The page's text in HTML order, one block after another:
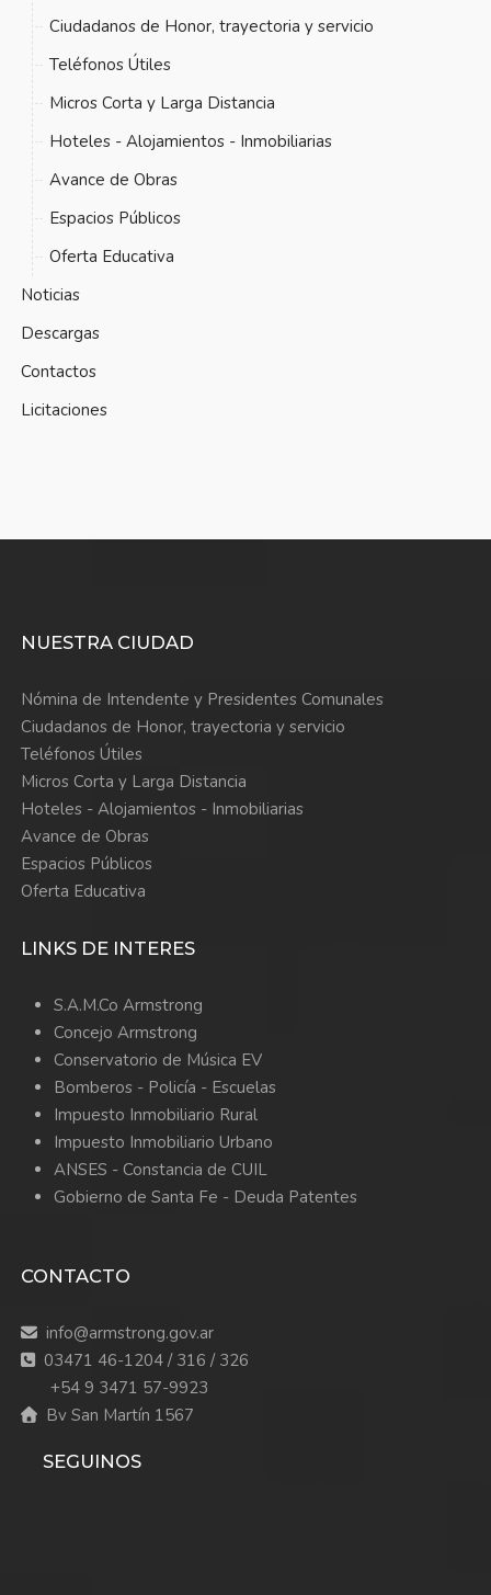
Ciudadanos de Honor, trayectoria y servicio
Teléfonos Útiles
Micros Corta y Larga Distancia
Hoteles - Alojamientos - Inmobiliarias
Avance de Obras
Espacios Públicos
Oferta Educativa
Noticias
Descargas
Contactos
Licitaciones
NUESTRA CIUDAD
Nómina de Intendente y Presidentes Comunales
Ciudadanos de Honor, trayectoria y servicio
Teléfonos Útiles
Micros Corta y Larga Distancia
Hoteles - Alojamientos - Inmobiliarias
Avance de Obras
Espacios Públicos
Oferta Educativa
LINKS DE INTERES
S.A.M.Co Armstrong
Concejo Armstrong
Conservatorio de Música EV
Bomberos - Policía - Escuelas
Impuesto Inmobiliario Rural
Impuesto Inmobiliario Urbano
ANSES - Constancia de CUIL
Gobierno de Santa Fe - Deuda Patentes
CONTACTO
info@armstrong.gov.ar
03471 46-1204 / 316 / 326
+54 9 3471 57-9923
Bv San Martín 1567
SEGUINOS